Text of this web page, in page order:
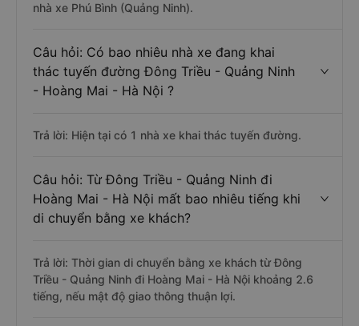
nhà xe Phú Bình (Quảng Ninh).
Câu hỏi: Có bao nhiêu nhà xe đang khai
thác tuyến đường Đông Triều - Quảng Ninh
- Hoàng Mai - Hà Nội ?
Trả lời: Hiện tại có 1 nhà xe khai thác tuyến đường.
Câu hỏi: Từ Đông Triều - Quảng Ninh đi
Hoàng Mai - Hà Nội mất bao nhiêu tiếng khi
di chuyển bằng xe khách?
Trả lời: Thời gian di chuyển bằng xe khách từ Đông
Triều - Quảng Ninh đi Hoàng Mai - Hà Nội khoảng 2.6
tiếng, nếu mật độ giao thông thuận lợi.